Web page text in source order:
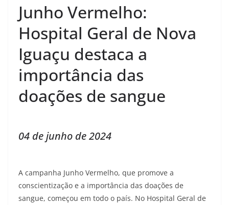
Junho Vermelho:
Hospital Geral de Nova
Iguaçu destaca a
importância das
doações de sangue
04 de junho de 2024
A campanha Junho Vermelho, que promove a
conscientização e a importância das doações de
sangue, começou em todo o país. No Hospital Geral de